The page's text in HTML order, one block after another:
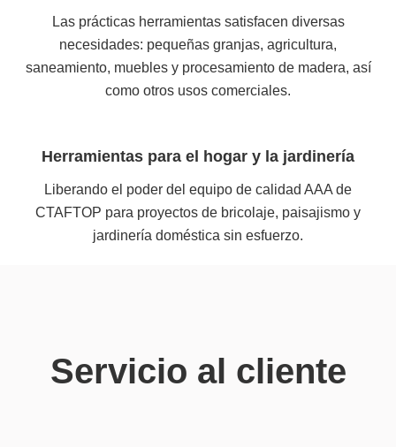
Las prácticas herramientas satisfacen diversas
necesidades: pequeñas granjas, agricultura,
saneamiento, muebles y procesamiento de madera, así
como otros usos comerciales.
Herramientas para el hogar y la jardinería
Liberando el poder del equipo de calidad AAA de
CTAFTOP para proyectos de bricolaje, paisajismo y
jardinería doméstica sin esfuerzo.
Servicio al cliente